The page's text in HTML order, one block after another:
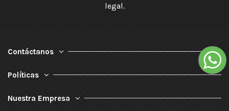
legal.
Contáctanos
Políticas
Nuestra Empresa